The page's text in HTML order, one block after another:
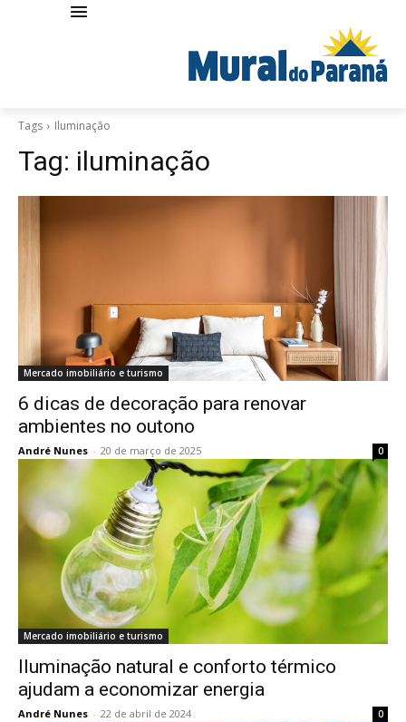
Tags Iluminação
Tag: iluminação
Mercado imobiliário e turismo
6 dicas de decoração para renovar
ambientes no outono
André Nunes - 20 de março de 2025 0
Mercado imobiliário e turismo
Iluminação natural e conforto térmico
ajudam a economizar energia
André Nunes - 22 de abril de 2024 0